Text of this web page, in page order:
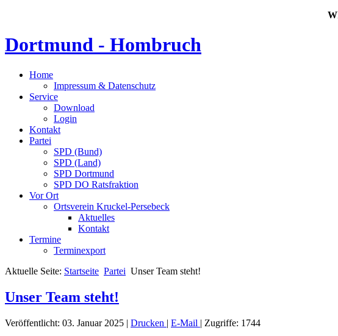
Dortmund - Hombruch
Home
Impressum & Datenschutz
Service
Download
Login
Kontakt
Partei
SPD (Bund)
SPD (Land)
SPD Dortmund
SPD DO Ratsfraktion
Vor Ort
Ortsverein Kruckel-Persebeck
Aktuelles
Kontakt
Termine
Terminexport
Aktuelle Seite: Startseite Partei Unser Team steht!
Unser Team steht!
Veröffentlicht: 03. Januar 2025 | Drucken | E-Mail | Zugriffe: 1744